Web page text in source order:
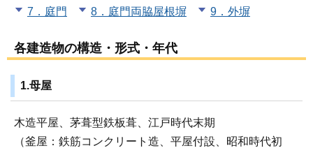
7．庭門 8．庭門両脇屋根塀 9．外塀
各建造物の構造・形式・年代
1.母屋
木造平屋、茅葺型鉄板葺、江戸時代末期
（釜屋：鉄筋コンクリート造、平屋付設、昭和時代初